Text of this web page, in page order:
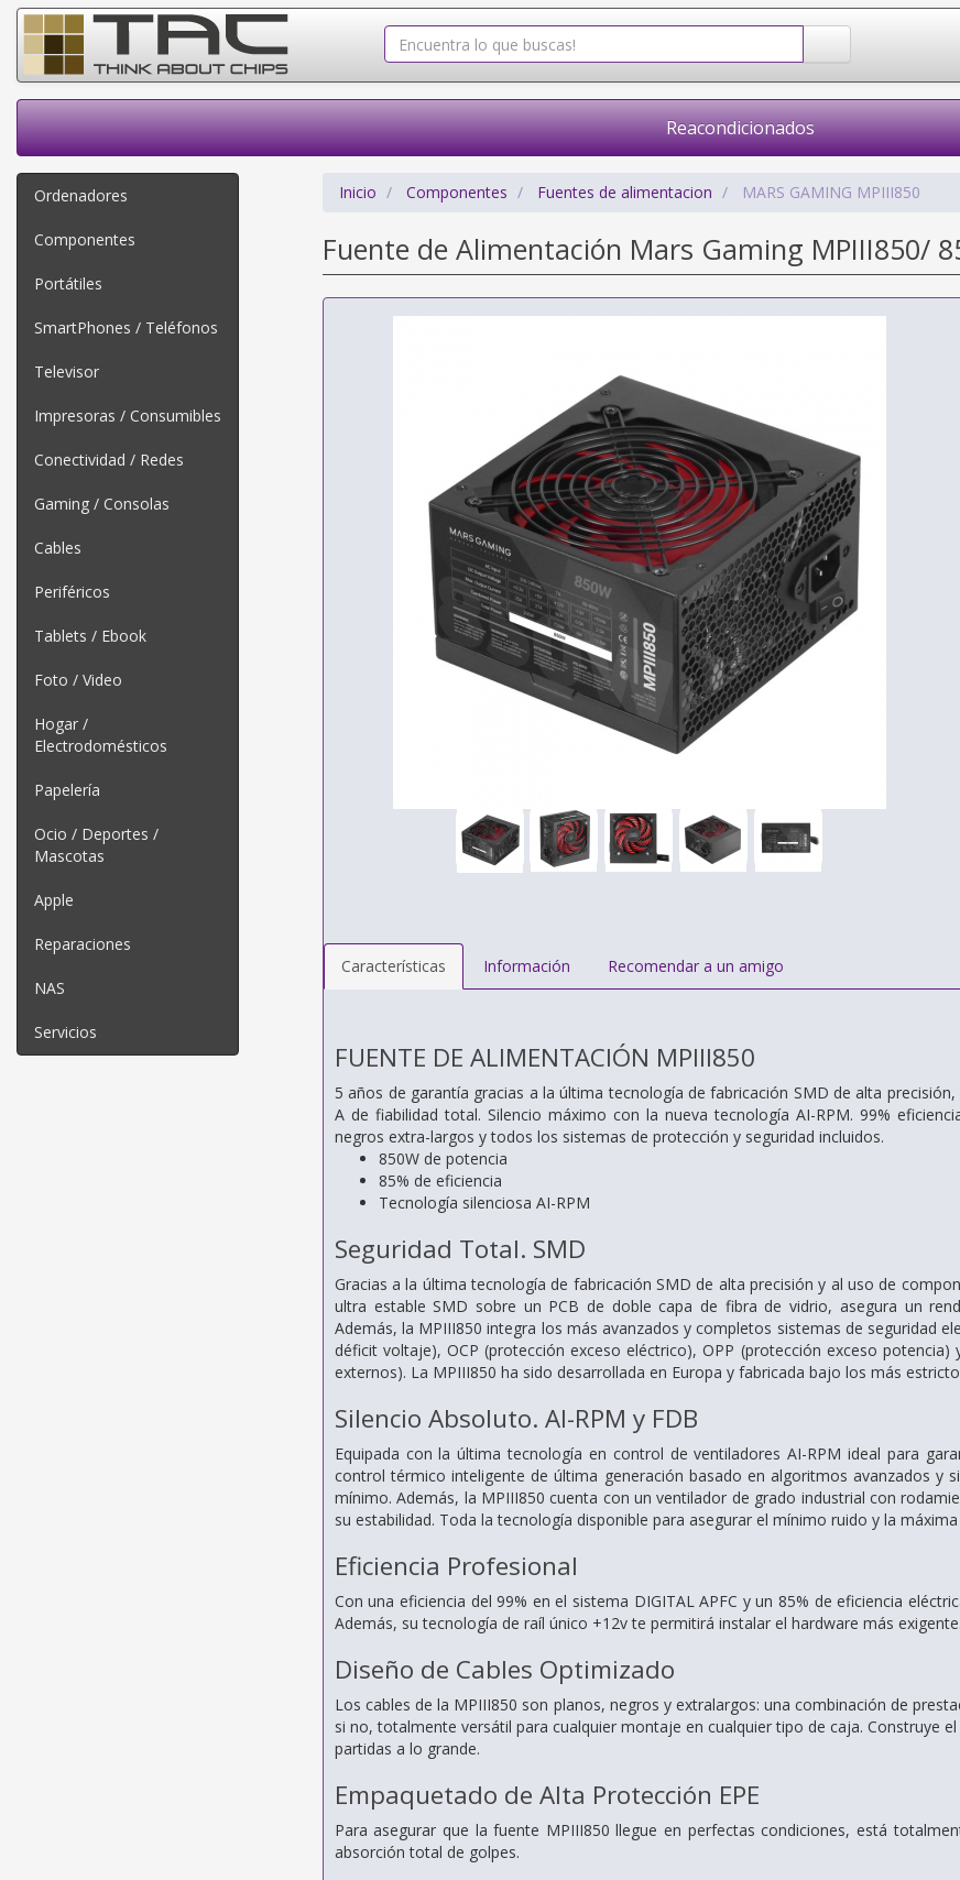
Reacondicionados
Ordenadores
Componentes
Portátiles
SmartPhones / Teléfonos
Televisor
Impresoras / Consumibles
Conectividad / Redes
Gaming / Consolas
Cables
Periféricos
Tablets / Ebook
Foto / Video
Hogar /
Electrodomésticos
Papelería
Ocio / Deportes /
Mascotas
Apple
Reparaciones
NAS
Servicios
Inicio Componentes Fuentes de alimentacion MARS GAMING MPIII850
Fuente de Alimentación Mars Gaming MPIII850/
Características Información Recomendar a un amigo
FUENTE DE ALIMENTACIÓN MPIII850
5 años de garantía gracias a la última tecnología de fabricación SMD de alta
A de fiabilidad total. Silencio máximo con la nueva tecnología AI-RPM. 99%
negros extra-largos y todos los sistemas de protección y seguridad incluidos.
850W de potencia
85% de eficiencia
Tecnología silenciosa AI-RPM
Seguridad Total. SMD
Gracias a la última tecnología de fabricación SMD de alta precisión y al uso de
ultra estable SMD sobre un PCB de doble capa de fibra de vidrio, asegura un
Además, la MPIII850 integra los más avanzados y completos sistemas de seguridad
déficit voltaje), OCP (protección exceso eléctrico), OPP (protección exceso
externos). La MPIII850 ha sido desarrollada en Europa y fabricada bajo los más
Silencio Absoluto. AI-RPM y FDB
Equipada con la última tecnología en control de ventiladores AI-RPM ideal para
control térmico inteligente de última generación basado en algoritmos avanzados y
mínimo. Además, la MPIII850 cuenta con un ventilador de grado industrial con
su estabilidad. Toda la tecnología disponible para asegurar el mínimo ruido y la
Eficiencia Profesional
Con una eficiencia del 99% en el sistema DIGITAL APFC y un 85% de eficiencia
Además, su tecnología de raíl único +12v te permitirá instalar el hardware más exigente.
Diseño de Cables Optimizado
Los cables de la MPIII850 son planos, negros y extralargos: una combinación de
si no, totalmente versátil para cualquier montaje en cualquier tipo de caja. Construye
partidas a lo grande.
Empaquetado de Alta Protección EPE
Para asegurar que la fuente MPIII850 llegue en perfectas condiciones, está
absorción total de golpes.